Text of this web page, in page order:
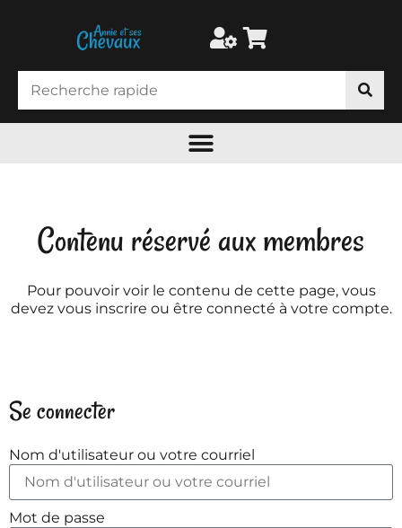
Contenu réservé aux membres
Pour pouvoir voir le contenu de cette page, vous
devez vous inscrire ou être connecté à votre compte.
Se connecter
Nom d'utilisateur ou votre courriel
Mot de passe